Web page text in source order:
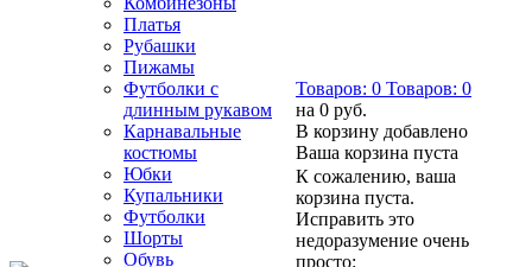
Платья
Рубашки
Пижамы
Футболки с
длинным рукавом
Карнавальные
костюмы
Юбки
Купальники
Футболки
Шорты
Обувь
Товаров: 0 Товаров: 0
на 0 руб.
В корзину добавлено
Ваша корзина пуста
К сожалению, ваша
корзина пуста.
Исправить это
недоразумение очень
просто: